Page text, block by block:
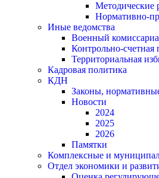
Методические
Нормативно-
Иные ведомства
Военный
Контрольно-
Территориальная
Кадровая политика
КДН
Законы,
Новости
2024
2025
2026
Памятки
Комплексные и
Отдел экономики и